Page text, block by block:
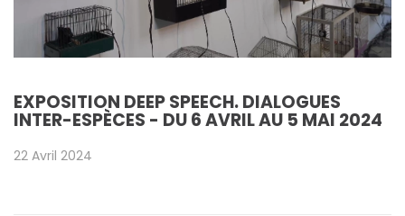
EXPOSITION DEEP SPEECH. DIALOGUES
INTER-ESPÈCES - DU 6 AVRIL AU 5 MAI 2024
22 Avril 2024